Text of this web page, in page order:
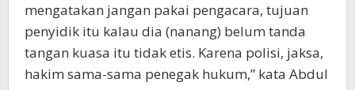
mengatakan jangan pakai pengacara, tujuan
penyidik itu kalau dia (nanang) belum tanda
tangan kuasa itu tidak etis. Karena polisi, jaksa,
hakim sama-sama penegak hukum,” kata Abdul